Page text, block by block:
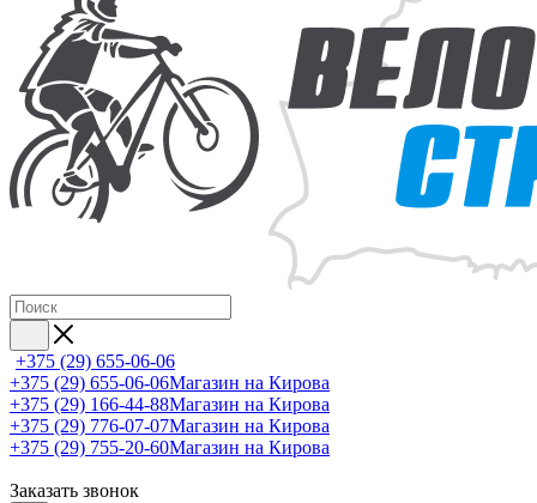
+375 (29) 655-06-06
+375 (29) 655-06-06Магазин на Кирова
+375 (29) 166-44-88Магазин на Кирова
+375 (29) 776-07-07Магазин на Кирова
+375 (29) 755-20-60Магазин на Кирова
Заказать звонок